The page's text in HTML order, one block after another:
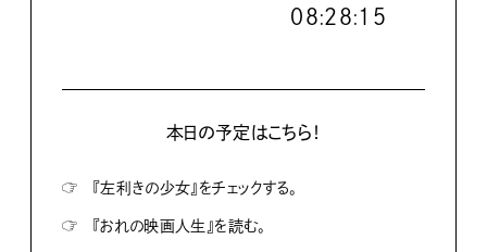
０８:２８:１６
本日の予定はこちら！
☞
『左利きの少女』をチェックする。
☞
『おれの映画人生』を読む。